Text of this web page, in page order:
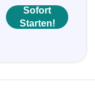
Sofort
Starten!